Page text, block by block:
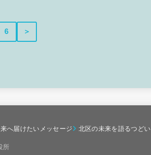
6 ＞
へ届けたいメッセージ 北区の未来を語るつどい
所